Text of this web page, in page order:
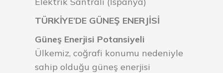
TÜRKİYE’DE GÜNEŞ ENERJİSİ
Güneş Enerjisi Potansiyeli
Ülkemiz, coğrafi konumu nedeniyle
sahip olduğu güneş enerjisi